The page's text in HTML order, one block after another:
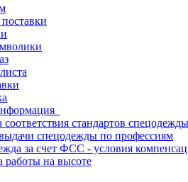
соответствия стандартов спецодежды
спецодежды по профессиям
за счет ФСС - условия
работы на высоте